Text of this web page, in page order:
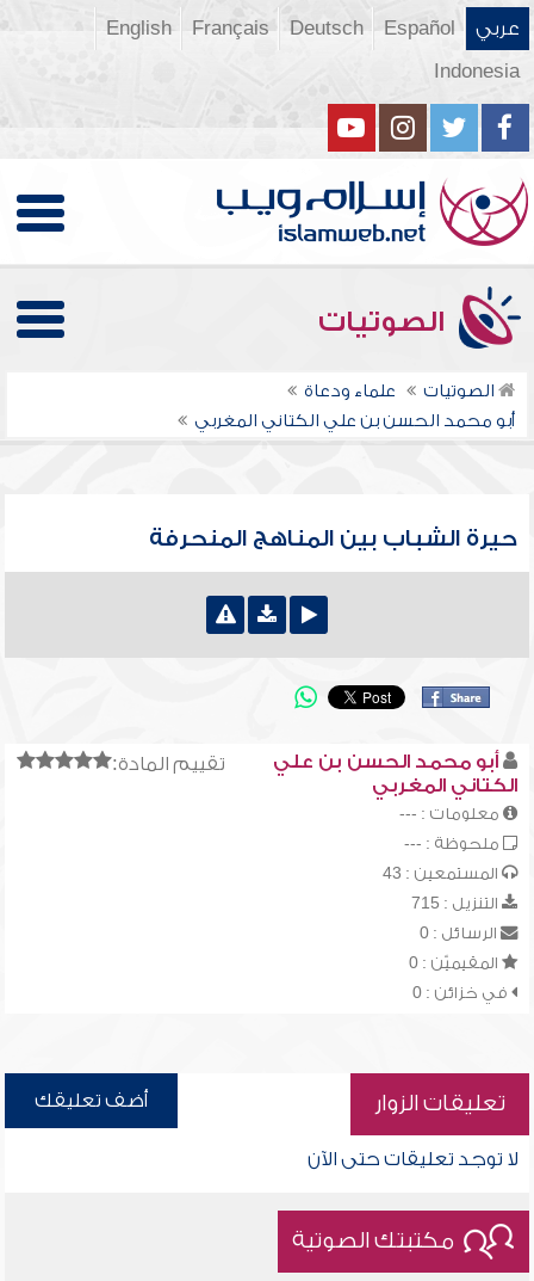
عربي Español
Deutsch
Français
English
Indonesia
الصوتيات
الصوتيات
علماء ودعاة
أبو محمد الحسن بن علي الكتاني المغربي
حيرة الشباب بين المناهج المنحرفة
تقييم المادة:
أبو محمد الحسن بن علي
الكتاني المغربي
معلومات : ---
ملحوظة : ---
المستمعين : 43
التنزيل : 715
الرسائل : 0
المقيميّن : 0
في خزائن : 0
تعليقات الزوار أضف تعليقك
لا توجد تعليقات حتى الآن
مكتبتك الصوتية